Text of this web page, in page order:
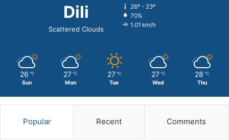
Dili
Scattered Clouds
26º - 23º
70%
1.01 km/h
26 ℃
Sun
27 ℃
Mon
27 ℃
Tue
27 ℃
Wed
28 ℃
Thu
Popular Recent Comments